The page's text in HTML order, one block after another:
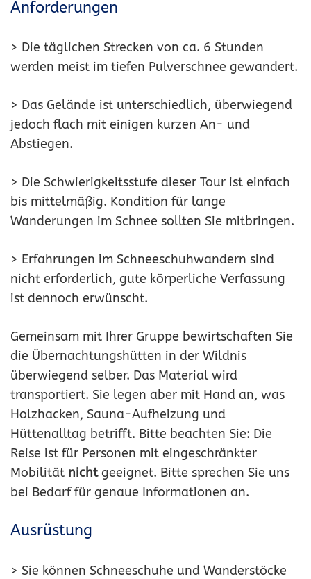
Anforderungen
> Die täglichen Strecken von ca. 6 Stunden
werden meist im tiefen Pulverschnee gewandert.
> Das Gelände ist unterschiedlich, überwiegend
jedoch flach mit einigen kurzen An- und
Abstiegen.
> Die Schwierigkeitsstufe dieser Tour ist einfach
bis mittelmäßig. Kondition für lange
Wanderungen im Schnee sollten Sie mitbringen.
> Erfahrungen im Schneeschuhwandern sind
nicht erforderlich, gute körperliche Verfassung
ist dennoch erwünscht.
Gemeinsam mit Ihrer Gruppe bewirtschaften Sie
die Übernachtungshütten in der Wildnis
überwiegend selber. Das Material wird
transportiert. Sie legen aber mit Hand an, was
Holzhacken, Sauna-Aufheizung und
Hüttenalltag betrifft. Bitte beachten Sie: Die
Reise ist für Personen mit eingeschränkter
Mobilität nichtgeeignet. Bitte sprechen Sie uns
bei Bedarf für genaue Informationen an.
Ausrüstung
> Sie können Schneeschuhe und Wanderstöcke